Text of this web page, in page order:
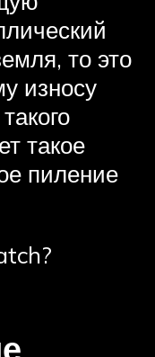
то это
износу
такое
пиление